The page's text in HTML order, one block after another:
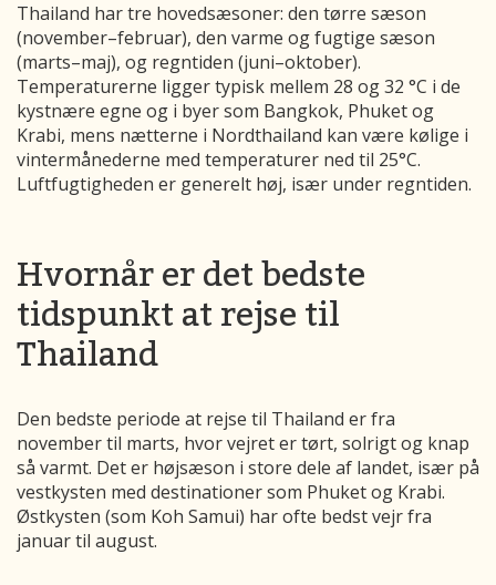
Thailand har tre hovedsæsoner: den tørre sæson
(november–februar), den varme og fugtige sæson
(marts–maj), og regntiden (juni–oktober).
Temperaturerne ligger typisk mellem 28 og 32 °C i de
kystnære egne og i byer som Bangkok, Phuket og
Krabi, mens nætterne i Nordthailand kan være kølige i
vintermånederne med temperaturer ned til 25°C.
Luftfugtigheden er generelt høj, især under regntiden.
Hvornår er det bedste
tidspunkt at rejse til
Thailand
Den bedste periode at rejse til Thailand er fra
november til marts, hvor vejret er tørt, solrigt og knap
så varmt. Det er højsæson i store dele af landet, især på
vestkysten med destinationer som Phuket og Krabi.
Østkysten (som Koh Samui) har ofte bedst vejr fra
januar til august.